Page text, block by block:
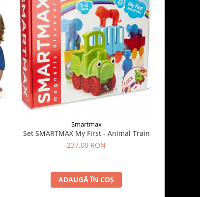
Smartmax
Set SMARTMAX My First - Animal Train
237,00 RON
ADAUGĂ ÎN COȘ